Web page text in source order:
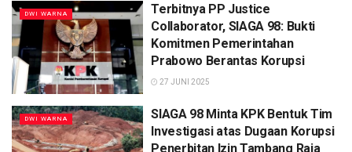
DWI WARNA
Terbitnya PP Justice
Collaborator, SIAGA 98: Bukti
Komitmen Pemerintahan
Prabowo Berantas Korupsi
27 JUNI 2025
DWI WARNA
SIAGA 98 Minta KPK Bentuk Tim
Investigasi atas Dugaan Korupsi
Penerbitan Izin Tambang Raja